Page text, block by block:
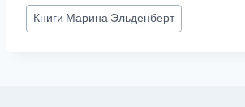
Метки
записи:
Книги Марина Эльденберт